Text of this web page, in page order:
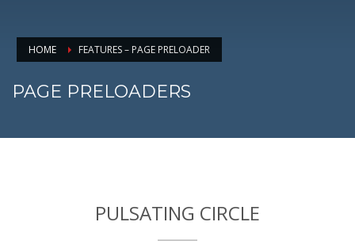
HOME FEATURES – PAGE PRELOADER
PAGE PRELOADERS
PULSATING CIRCLE